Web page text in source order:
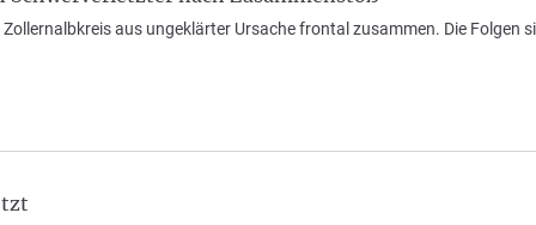
aus ungeklärter Ursache frontal zusammen. Die Folgen